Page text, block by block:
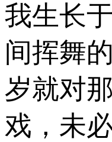
我生长
间挥舞
岁就对
戏，未